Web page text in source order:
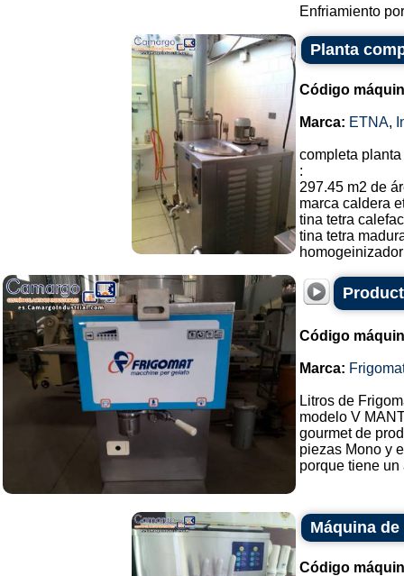
Enfriamiento
Planta
Código
Marca: ETNA,
completa
:
297.45 m2 de
marca caldera
tina tetra
tina tetra
Código
Marca:
Litros de
modelo V
gourmet de
piezas Mono y
porque tiene
Máquina
Código